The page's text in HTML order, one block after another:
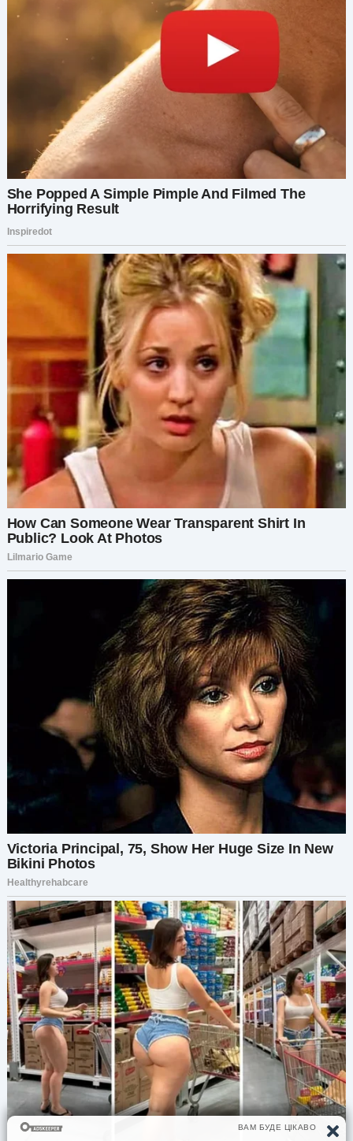
— Дай Жуже что-нибудь надеть, — просит он. —
В тебе человеческое осталось хоть что-
нибудь?
— Не держу чехлов для танка, — проглатываю
обидные слова.
Во мне, оказывается, нет ничего
человеческого.
— Оль, правда, как я пойду? — Жужа с красными,
как у вампира, глазами выходит из ванной,
прикрываясь полотенцем.
— Во мне не осталось ничего человеческого! —
смотрю на свои спортивные шлёпанцы на её
ногах.
Сожгу их вместе с кроватью. А джакузи
выкину… Нет… Продам вообще эту квартиру и
куплю себе, как хотела, новострой у Невы.
Костя скрывается в спальне и оттуда слышится
грохот. Жужа наваливается плечом на входную
— Оль, мы с Костей только один раз. Ну, остынь
ты, — нудит Жужа. — Открой, пожалуйста.
— Пожалуйста, — поднимаюсь с тумбочки и
быстрым движением открываю замок.
Жужа выскакивает на лестничную площадку,
как гладиатор на арену с тиграми. Звонит
домофон — хищник подоспел вовремя.
Захлопываю дверь перед рванувшей обратно
Жужей и впускаю Андрюху в подъезд.
— Ах ты ж… — слышится разъярённый рык
новоявленного рогоносца.
По лестнице разносятся раскаты отборного
русского мата. Судя по звукам из окна,
народные гулянья выплеснулись на улицу.
Прячу ключи в карман и спешу к окну. Жужа,
удерживая полотенце на груди, несётся по
двору в одном шлёпанце, а Андрюха молотит
её пакетом с вещами. Из него вываливаются
красная рубашка и такого же цвета носок.
Смотрю на куст сирени, увенчанный Жужиными
«панамками» и тихо шепчу:
— Всё красное.
В голове всплывает одноимённый любимый
роман. Нужно взять его с собой… А куда я
теперь поеду одна? Смотрю на тарелку с
фруктами и, подорвавшись с места, выкидываю
её вместе с содержимым в ведро. Туда же
летят стопки и ликёр. Слёзы душат, но я не
позволю Косте насладиться моим горем.
Он вываливается в коридор с двумя моими
чемоданами. Я, исказив название бренда,
ласково зову их Муви и Тон.
— Зверюга, — цедит муж сквозь зубы. — Он же
бросит её, если не убьёт.
Это мой Костя? Словно впервые его вижу. Мы
поженились сразу после института, прожили
семь лет. Казалось, знаю его, как таблицу